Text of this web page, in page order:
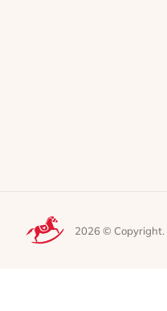
2026 © Copyright.